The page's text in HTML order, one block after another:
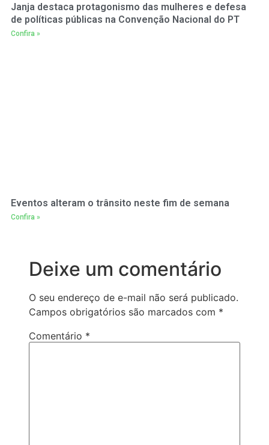
Janja destaca protagonismo das mulheres e defesa
de políticas públicas na Convenção Nacional do PT
Confira »
Eventos alteram o trânsito neste fim de semana
Confira »
Deixe um comentário
O seu endereço de e-mail não será publicado.
Campos obrigatórios são marcados com *
Comentário *